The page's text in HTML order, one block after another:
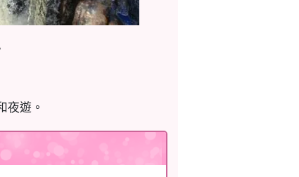
夜遊。